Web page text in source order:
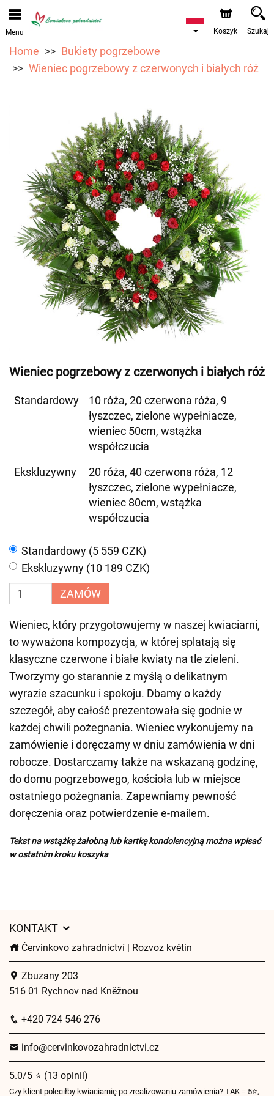
Menu Koszyk Szukaj
Home
Bukiety pogrzebowe
Wieniec pogrzebowy z czerwonych i białych róż
Wieniec pogrzebowy z czerwonych i białych róż
Standardowy
10 róża, 20 czerwona róża, 9
łyszczec, zielone wypełniacze,
wieniec 50cm, wstążka
współczucia
Ekskluzywny
20 róża, 40 czerwona róża, 12
łyszczec, zielone wypełniacze,
wieniec 80cm, wstążka
współczucia
Standardowy (5 559 CZK)
Ekskluzywny (10 189 CZK)
ZAMÓW
Wieniec, który przygotowujemy w naszej kwiaciarni,
to wyważona kompozycja, w której splatają się
klasyczne czerwone i białe kwiaty na tle zieleni.
Tworzymy go starannie z myślą o delikatnym
wyrazie szacunku i spokoju. Dbamy o każdy
szczegół, aby całość prezentowała się godnie w
każdej chwili pożegnania. Wieniec wykonujemy na
zamówienie i doręczamy w dniu zamówienia w dni
robocze. Dostarczamy także na wskazaną godzinę,
do domu pogrzebowego, kościoła lub w miejsce
ostatniego pożegnania. Zapewniamy pewność
doręczenia oraz potwierdzenie e-mailem.
Tekst na wstążkę żałobną lub kartkę kondolencyjną można wpisać
w ostatnim kroku koszyka
KONTAKT
Červinkovo zahradnictví | Rozvoz květin
Zbuzany 203
516 01 Rychnov nad Kněžnou
+420 724 546 276
info@cervinkovozahradnictvi.cz
5.0/5 ⭐ (13 opinii)
Czy klient poleciłby kwiaciarnię po zrealizowaniu zamówienia? TAK = 5⭐,